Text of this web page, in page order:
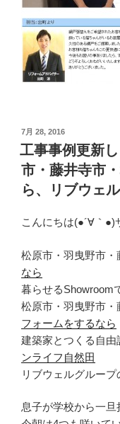
投
稿
日:
7月 28, 2016
工事事例更新
市・藤井寺市
ら、リブウェ
こんにちは(●´∀｀●)
松原市・羽曳野市
なら
暮らせるShowroom
松原市・羽曳野市
フォームをするなら
建築家とつくる自
ンライフ自然田
リブウェルグループ
息子が学校から一